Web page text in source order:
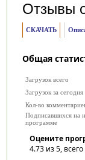
Отзывы
СКАЧАТЬ
Общая
Загрузок всего
Загрузок за сегодня
Кол-во
Подписавшихся на
программе
Оцените
4.73из 5,